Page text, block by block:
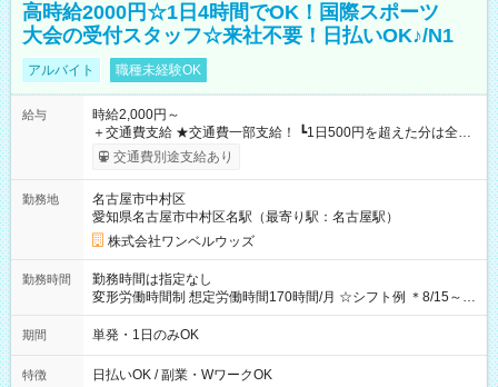
高時給2000円☆1日4時間でOK！国際スポーツ
大会の受付スタッフ☆来社不要！日払いOK♪/N1
アルバイト 職種未経験OK
給与
時給2,000円～
＋交通費支給 ★交通費一部支給！ ┗1日500円を超えた分は全額
支給！ ※往復500円以内の方は自己負担となります ★日払い
OK！（規定あり） ┗働いたその日に現金GET♪ お仕事後はコン
期間なし
交通費別途支給あり
勤務地
名古屋市中村区
愛知県名古屋市中村区名駅（最寄り駅：名古屋駅）
株式会社ワンベルウッズ
勤務時間
勤務時間は指定なし
変形労働時間制 想定労働時間170時間/月 ☆シフト例 ＊8/15～
10/26 全日共通 08：00～12：00 17：00～21：00 ＊8/31
～9/19のみ下記シフトもあります！ 12：00～16：00 ＊9/6～
00
期間 単発・1日のみOK
特徴 日払いOK / 副業・WワークOK